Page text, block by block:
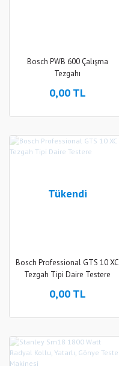
Bosch PWB 600 Çalışma
Tezgahı
0,00 TL
Tükendi
Bosch Professional GTS 10 XC
Tezgah Tipi Daire Testere
0,00 TL